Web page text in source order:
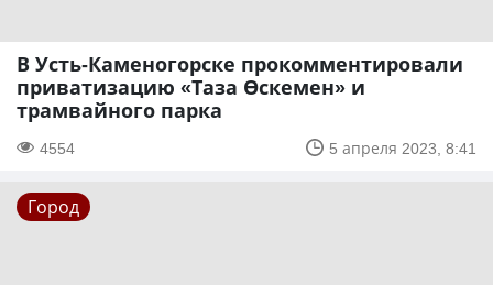
В Усть-Каменогорске прокомментировали
приватизацию «Таза Өскемен» и
трамвайного парка
4554 5 апреля 2023, 8:41
Город